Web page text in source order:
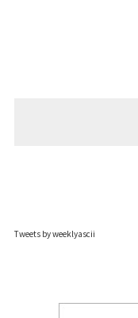
Tweets by weeklyascii